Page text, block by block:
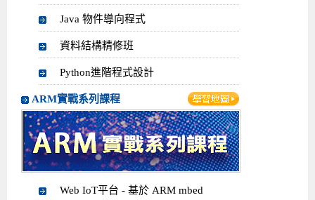
Java 物件導向程式
資料結構精修班
Python進階程式設計
ARM實戰系列課程
Web IoT平台 - 基於 ARM mbed